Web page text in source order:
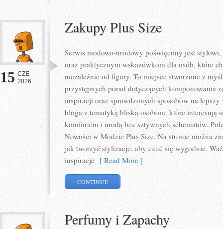
15 CZE
2026
Zakupy Plus Size
Serwis modowo-urodowy poświęcony jest
oraz praktycznym wskazówkom dla osób, które
niezależnie od figury. To miejsce stworzone z
przystępnych porad dotyczących komponowania
inspiracji oraz sprawdzonych sposobów na
bloga z tematyką bliską osobom, które interesują
komfortem i urodą bez sztywnych schematów.
Nowości w Modzie Plus Size. Na stronie można
jak tworzyć stylizacje, aby czuć się wygodnie.
inspiracje [ Read More ]
CONTINUE
Perfumy i Zapachy